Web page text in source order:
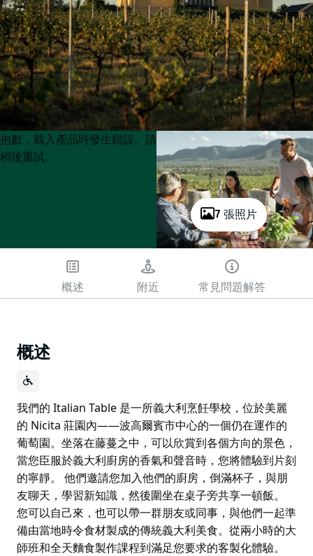
7 張照片
Product
List
Product
List
抱歉，載入產品時發生錯誤。請
稍後重試。
概述 附近 常見問題解答
概述
我們的 Italian Table 是一所義大利烹飪學校，位於美麗
的 Nicita 莊園內——波高爾賓市中心的一個仍在運作的
葡萄園。坐落在藤蔓之中，可以欣賞到各個方向的景色，
當您臣服於義大利廚房的香氣和聲音時，您將體驗到片刻
的寧靜。 他們邀請您加入他們的廚房，倒滿杯子，與朋
友聊天，學習新知識，然後圍坐在桌子旁共享一頓飯。
您可以自己來，也可以帶一群朋友或同事，與他們一起準
備由當地時令食材製成的傳統義大利美食。從兩小時的大
師班和全天麵食製作課程到滿足您要求的客製化體驗。